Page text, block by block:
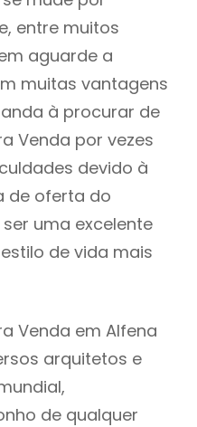
entre muitos
aguarde a
muitas vantagens
à procurar de
Venda por vezes
devido à
de oferta do
uma excelente
de vida mais
Venda em Alfena
arquitetos e
de qualquer